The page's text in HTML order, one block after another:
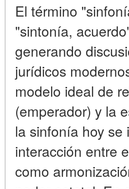
El término
"sintonía,
generando
jurídicos
modelo ideal de
(emperador) y la
la sinfonía hoy se
interacción entre
como